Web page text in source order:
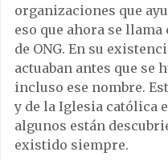
organizaciones que
eso que ahora se
de ONG. En su
actuaban antes que se
incluso ese nombre.
y de la Iglesia católica
algunos están
existido siempre.